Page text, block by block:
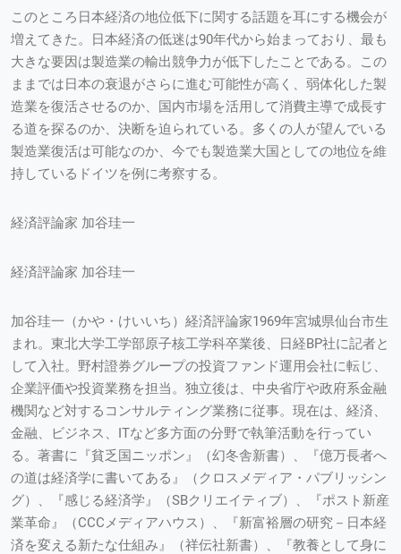
このところ日本経済の地位低下に関する話題を耳にする機会が
増えてきた。日本経済の低迷は90年代から始まっており、最も
大きな要因は製造業の輸出競争力が低下したことである。この
ままでは日本の衰退がさらに進む可能性が高く、弱体化した製
造業を復活させるのか、国内市場を活用して消費主導で成長す
る道を探るのか、決断を迫られている。多くの人が望んでいる
製造業復活は可能なのか、今でも製造業大国としての地位を維
持しているドイツを例に考察する。
経済評論家 加谷珪一
経済評論家 加谷珪一
加谷珪一（かや・けいいち）経済評論家1969年宮城県仙台市生
まれ。東北大学工学部原子核工学科卒業後、日経BP社に記者と
して入社。野村證券グループの投資ファンド運用会社に転じ、
企業評価や投資業務を担当。独立後は、中央省庁や政府系金融
機関など対するコンサルティング業務に従事。現在は、経済、
金融、ビジネス、ITなど多方面の分野で執筆活動を行ってい
る。著書に『貧乏国ニッポン』（幻冬舎新書）、『億万長者へ
の道は経済学に書いてある』（クロスメディア・パブリッシン
グ）、『感じる経済学』（SBクリエイティブ）、『ポスト新産
業革命』（CCCメディアハウス）、『新富裕層の研究－日本経
済を変える新たな仕組み』（祥伝社新書）、『教養として身に